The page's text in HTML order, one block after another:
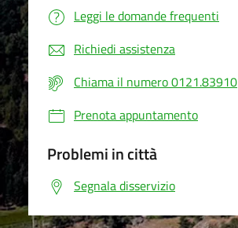
Leggi le domande frequenti
Richiedi assistenza
Chiama il numero 0121.83910
Prenota appuntamento
Problemi in città
Segnala disservizio